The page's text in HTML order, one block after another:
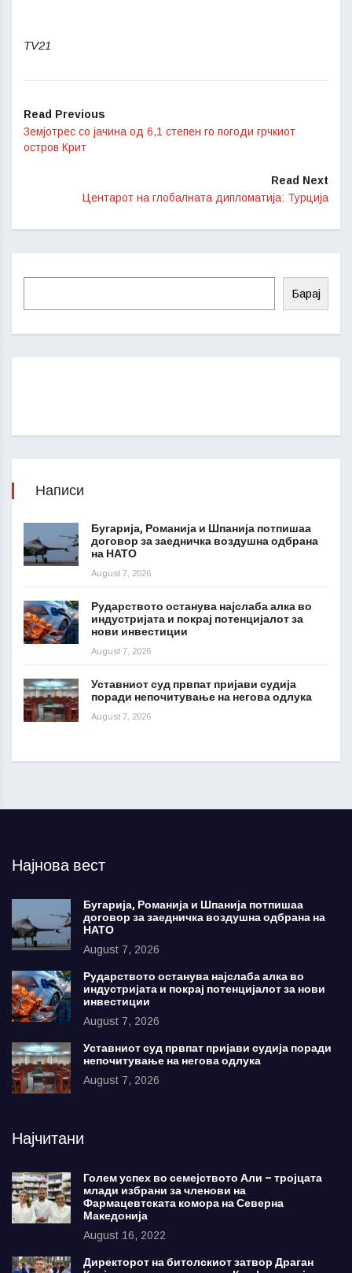
TV21
Read Previous
Земјотрес со јачина од 6,1 степен го погоди грчкиот
остров Крит
Read Next
Центарот на глобалната дипломатија: Турција
Барај
Написи
Бугарија, Романија и Шпанија потпишаа
договор за заедничка воздушна одбрана
на НАТО
August 7, 2026
Рударството останува најслаба алка во
индустријата и покрај потенцијалот за
нови инвестиции
August 7, 2026
Уставниот суд првпат пријави судија
поради непочитување на негова одлука
August 7, 2026
Најнова вест
Бугарија, Романија и Шпанија потпишаа
договор за заедничка воздушна одбрана на
НАТО
August 7, 2026
Рударството останува најслаба алка во
индустријата и покрај потенцијалот за нови
инвестиции
August 7, 2026
Уставниот суд првпат пријави судија поради
непочитување на негова одлука
August 7, 2026
Најчитани
Голем успех во семејството Али – тројцата
млади избрани за членови на
Фармацевтската комора на Северна
Македонија
August 16, 2022
Директорот на битолскиот затвор Драган